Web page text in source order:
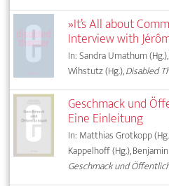
»It’s All about
Interview with
In: Sandra Umathum
Wihstutz (Hg.),Disabled
Geschmack und
Eine Einleitung
In: Matthias Grotkopp
Kappelhoff (Hg.),
Geschmack und